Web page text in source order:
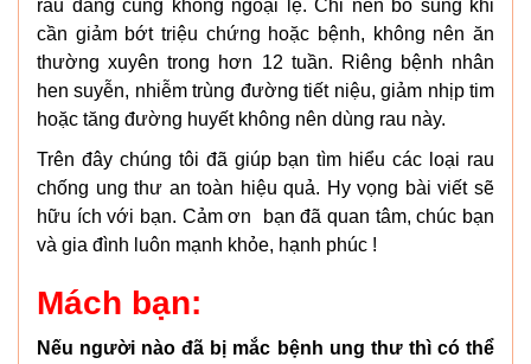
rau đắng cũng không ngoại lệ. Chỉ nên bổ sung khi
cần giảm bớt triệu chứng hoặc bệnh, không nên ăn
thường xuyên trong hơn 12 tuần. Riêng bệnh nhân
hen suyễn, nhiễm trùng đường tiết niệu, giảm nhịp tim
hoặc tăng đường huyết không nên dùng rau này.
Trên đây chúng tôi đã giúp bạn tìm hiểu các loại rau
chống ung thư an toàn hiệu quả. Hy vọng bài viết sẽ
hữu ích với bạn. Cảm ơn bạn đã quan tâm, chúc bạn
và gia đình luôn mạnh khỏe, hạnh phúc !
Mách bạn:
Nếu người nào đã bị mắc bệnh ung thư thì có thể